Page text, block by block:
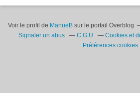
Voir le profil de ManueBsur le portail Overblog
Signaler un abus
C.G.U.
Cookies et
Préférences cookies